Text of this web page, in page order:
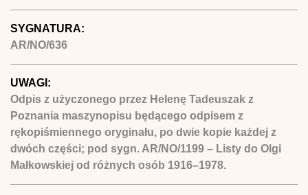
SYGNATURA:
AR/NO/636
UWAGI:
Odpis z użyczonego przez Helenę Tadeuszak z
Poznania maszynopisu będącego odpisem z
rękopiśmiennego oryginału, po dwie kopie każdej z
dwóch części; pod sygn. AR/NO/1199 – Listy do Olgi
Małkowskiej od różnych osób 1916–1978.